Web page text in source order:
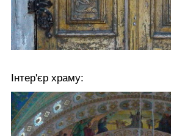
Інтер'єр храму: